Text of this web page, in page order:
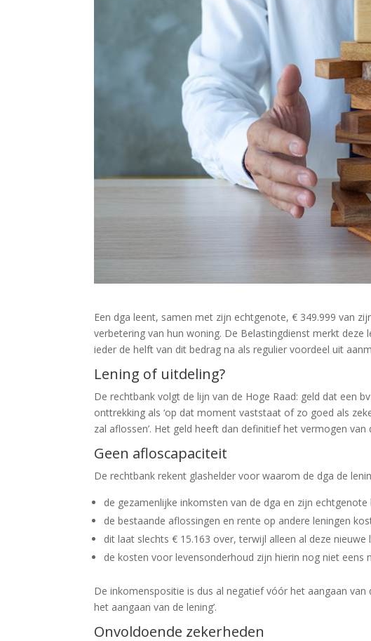
Een dga leent, samen met zijn echtgenote, € 349.999 van
verbetering van hun woning. De Belastingdienst merkt
ieder de helft van dit bedrag na als regulier voordeel uit
Lening of uitdeling?
De rechtbank volgt de lijn van de Hoge Raad: geld dat een
onttrekking als ‘op dat moment vaststaat of zo goed als
zal aflossen’. Het geld heeft dan definitief het vermogen van
Geen afloscapaciteit
De rechtbank rekent glashelder voor waarom de dga de
de gezamenlijke inkomsten van de dga en zijn echtgenote
de bestaande aflossingen en rente op andere leningen
dit laat slechts € 15.163 over, terwijl alleen al deze
de kosten voor levensonderhoud zijn hierin nog niet eens
De inkomenspositie is dus al negatief vóór het aangaan
het aangaan van de lening’.
Onvoldoende zekerheden